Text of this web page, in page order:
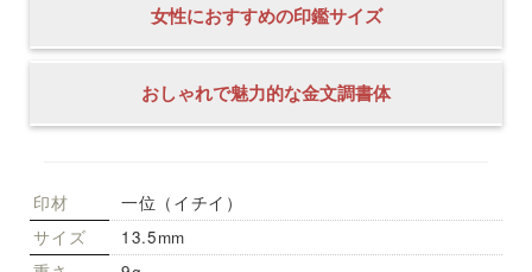
女性におすすめの印鑑サイズ
おしゃれで魅力的な金文調書体
印材
一位（イチイ）
サイズ
13.5mm